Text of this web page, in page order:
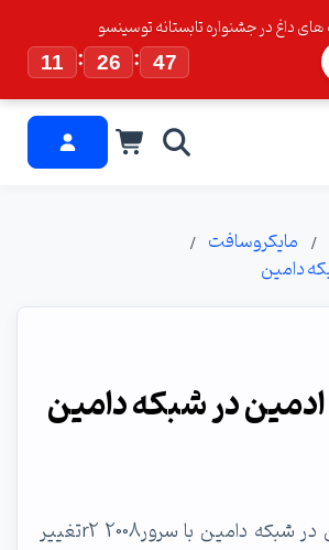
داغ در جشنواره تابستانه توسینسو
11
: 26 : 46
مایکروسافت
دامین
ادمین در شبکه دامین
چگونه رمز ادمین در شبکه دامین با سرور2008 r2تغییر